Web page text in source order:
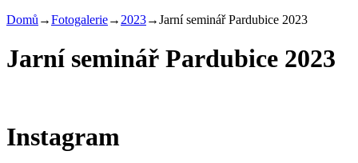
Domů →Fotogalerie→ 2023→Jarní seminář Pardubice 2023
Jarní seminář Pardubice 2023
Instagram